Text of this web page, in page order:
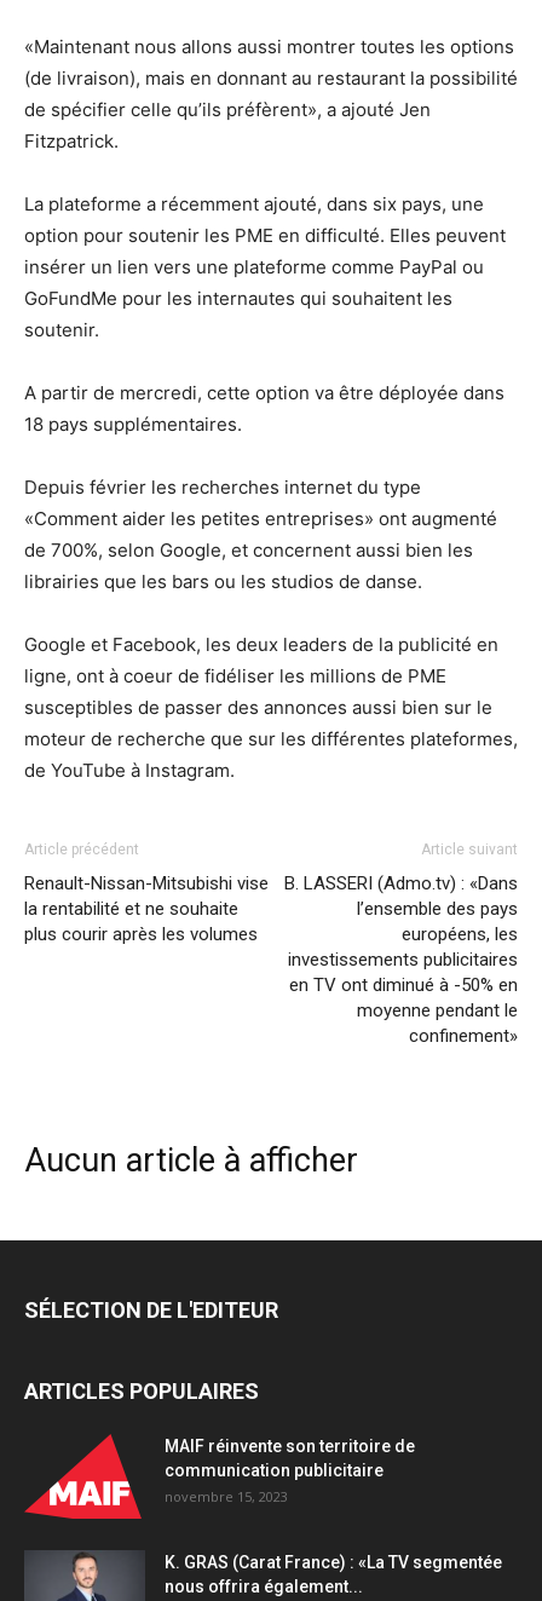
«Maintenant nous allons aussi montrer toutes les options
(de livraison), mais en donnant au restaurant la possibilité
de spécifier celle qu’ils préfèrent», a ajouté Jen
Fitzpatrick.
La plateforme a récemment ajouté, dans six pays, une
option pour soutenir les PME en difficulté. Elles peuvent
insérer un lien vers une plateforme comme PayPal ou
GoFundMe pour les internautes qui souhaitent les
soutenir.
A partir de mercredi, cette option va être déployée dans
18 pays supplémentaires.
Depuis février les recherches internet du type
«Comment aider les petites entreprises» ont augmenté
de 700%, selon Google, et concernent aussi bien les
librairies que les bars ou les studios de danse.
Google et Facebook, les deux leaders de la publicité en
ligne, ont à coeur de fidéliser les millions de PME
susceptibles de passer des annonces aussi bien sur le
moteur de recherche que sur les différentes plateformes,
de YouTube à Instagram.
Article précédent
Renault-Nissan-Mitsubishi vise
la rentabilité et ne souhaite
plus courir après les volumes
Article suivant
B. LASSERI (Admo.tv) : «Dans
l’ensemble des pays
européens, les
investissements publicitaires
en TV ont diminué à -50% en
moyenne pendant le
confinement»
Aucun article à afficher
SÉLECTION DE L'EDITEUR
ARTICLES POPULAIRES
MAIF réinvente son territoire de
communication publicitaire
novembre 15, 2023
K. GRAS (Carat France) : «La TV segmentée
nous offrira également...